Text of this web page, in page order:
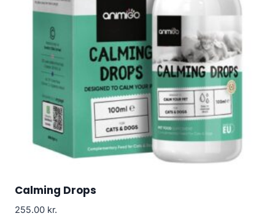
Calming Drops
255.00 kr.